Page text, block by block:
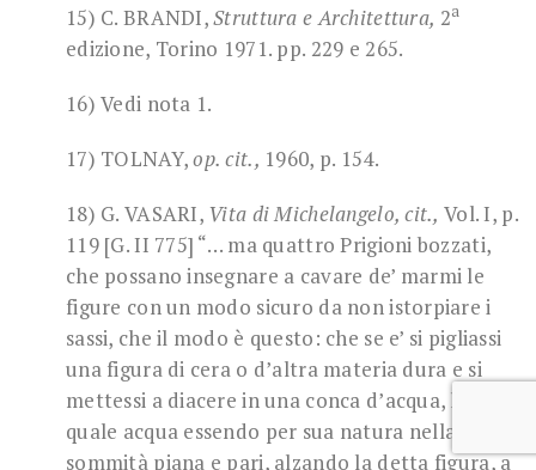
15) C. BRANDI,StrutturaeArchitettura, 2a
edizione, Torino 1971. pp. 229 e 265.
16) Vedi nota 1.
17) TOLNAY,op. cit., 1960, p. 154.
18) G. VASARI, Vita di Michelangelo,cit.,Vol. I, p.
119 [G. II 775] “… ma quattro Prigioni bozzati,
che possano insegnare a cavare de’ marmi le
figure con un modo sicuro da non istorpiare i
sassi, che il modo è questo: che se e’ si pigliassi
una figura di cera o d’altra materia dura e si
mettessi a diacere in una conca d’acqua, la
quale acqua essendo per sua natura nella
sommità piana e pari, alzando la detta figura, a